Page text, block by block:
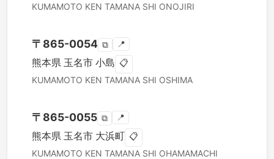
KUMAMOTO KEN TAMANA SHI ONOJIRI
〒 865-0054 ⧉ 📍
熊本県 玉名市 小島 📋
KUMAMOTO KEN TAMANA SHI OSHIMA
〒 865-0055 ⧉ 📍
熊本県 玉名市 大浜町 📋
KUMAMOTO KEN TAMANA SHI OHAMAMACHI